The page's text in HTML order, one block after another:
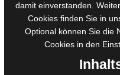
Ausschreibungen
Belegexemplare
Eigenbedarfsexemplare
damit einverstanden.
Cookies finden Sie in
Optional können Sie die
Cookies in den